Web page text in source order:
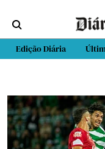
Edição Diária